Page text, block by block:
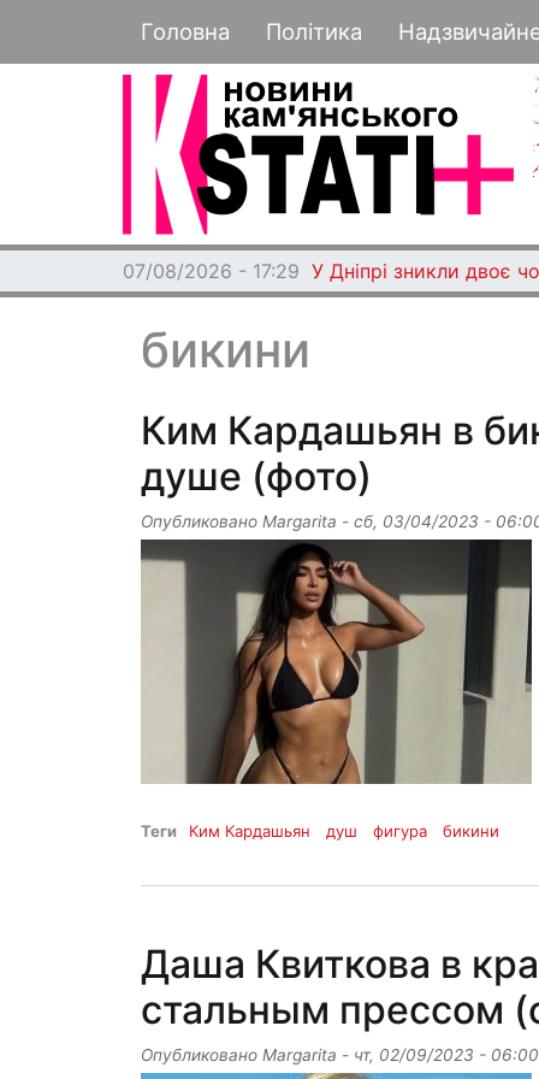
Основная навигация
Головна Політика
07/08/2026 - 17:29 У Дніпрі зникли двоє
бикини
Ким Кардашьян в
душе (фото)
Опубликовано Margarita - сб, 03/04/2023 -
Теги Ким Кардашьян душ фигура бикини
Даша Квиткова в
стальным прессом
Опубликовано Margarita - чт, 02/09/2023 - 06:00